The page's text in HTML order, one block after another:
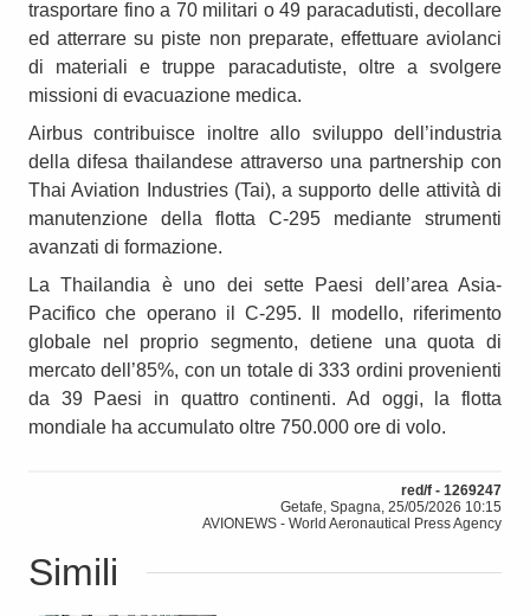
trasportare fino a 70 militari o 49 paracadutisti, decollare
ed atterrare su piste non preparate, effettuare aviolanci
di materiali e truppe paracadutiste, oltre a svolgere
missioni di evacuazione medica.
Airbus contribuisce inoltre allo sviluppo dell’industria
della difesa thailandese attraverso una partnership con
Thai Aviation Industries (Tai), a supporto delle attività di
manutenzione della flotta C-295 mediante strumenti
avanzati di formazione.
La Thailandia è uno dei sette Paesi dell’area Asia-
Pacifico che operano il C-295. Il modello, riferimento
globale nel proprio segmento, detiene una quota di
mercato dell’85%, con un totale di 333 ordini provenienti
da 39 Paesi in quattro continenti. Ad oggi, la flotta
mondiale ha accumulato oltre 750.000 ore di volo.
red/f - 1269247
Getafe, Spagna, 25/05/2026 10:15
AVIONEWS - World Aeronautical Press Agency
Simili